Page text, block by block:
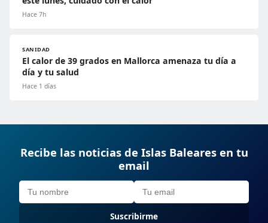
Hace 7h
SANIDAD
El calor de 39 grados en Mallorca amenaza tu día a
día y tu salud
Hace 1 días
Recibe las noticias de Islas Baleares en tu
email
Suscribirme